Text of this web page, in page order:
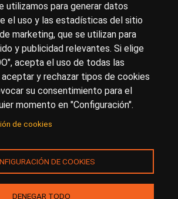
Aviso Legal Privacidad
utilizamos para generar datos
el uso y las estadísticas del sitio
marketing, que se utilizan para
y publicidad relevantes. Si elige
acepta el uso de todas las
y rechazar tipos de cookies
su consentimiento para el
momento en "Configuración".
de cookies
DE COOKIES
DENEGAR TODO
arteHistoria&Toools, S.Lo sus
propietarios de todos los derechos
e industrial de:
bajo el dominio
publicado en artehistoria.com
textos, imágenes, fotografías,
o logotipos, estructura y diseño
de cada una de las páginas